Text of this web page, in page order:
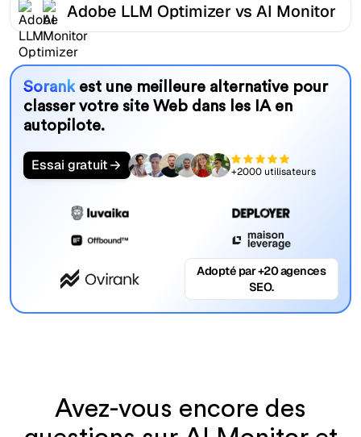
Adobe LLM Optimizer vs AI Monitor
Sorankest une meilleure alternative pour
classer votre site Web dans les IA en
autopilote.
Essai gratuit +2000 utilisateurs
Adopté par +20 agences
SEO.
Avez-vous encore des